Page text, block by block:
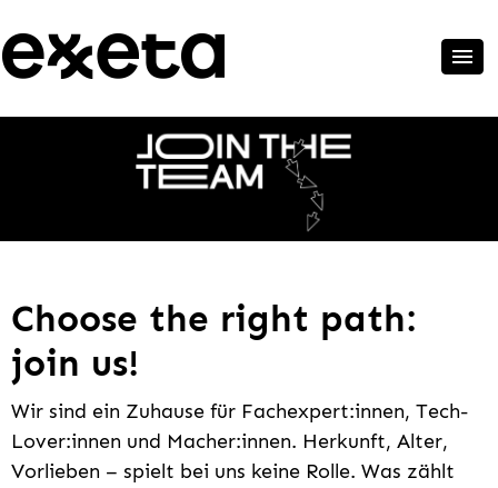
Choose the right path:
join us!
Wir sind ein Zuhause für Fachexpert:innen, Tech-
Lover:innen und Macher:innen. Herkunft, Alter,
Vorlieben – spielt bei uns keine Rolle. Was zählt